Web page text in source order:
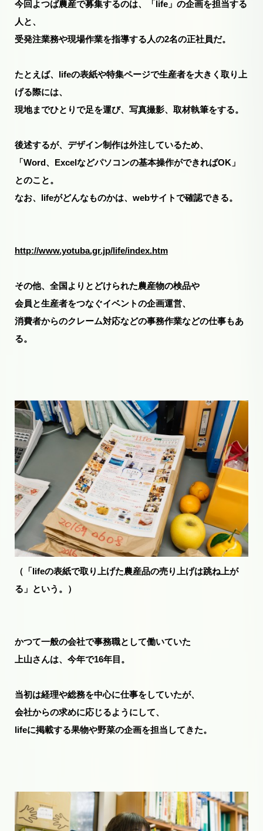
今回よつば農産で募集するのは、「life」の企画を担当する
人と、
受発注業務や現場作業を指導する人の2名の正社員だ。
たとえば、lifeの表紙や特集ページで生産者を大きく取り上
げる際には、
現地までひとりで足を運び、写真撮影、取材執筆をする。
後述するが、デザイン制作は外注しているため、
「Word、Excelなどパソコンの基本操作ができればOK」
とのこと。
なお、lifeがどんなものかは、webサイトで確認できる。
http://www.yotuba.gr.jp/life/index.htm
その他、全国よりとどけられた農産物の検品や
会員と生産者をつなぐイベントの企画運営、
消費者からのクレーム対応などの事務作業などの仕事もあ
る。
（「lifeの表紙で取り上げた農産品の売り上げは跳ね上が
る」という。）
かつて一般の会社で事務職として働いていた
上山さんは、今年で16年目。
当初は経理や総務を中心に仕事をしていたが、
会社からの求めに応じるようにして、
lifeに掲載する果物や野菜の企画を担当してきた。